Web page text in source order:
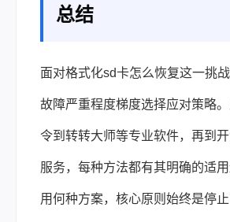
总结
面对格式化sd卡怎么恢复这一挑
故障严重程度梯度选择应对策略
令到转转大师等专业软件，再到
服务，每种方法都有其明确的适
用何种方案，核心原则始终是停